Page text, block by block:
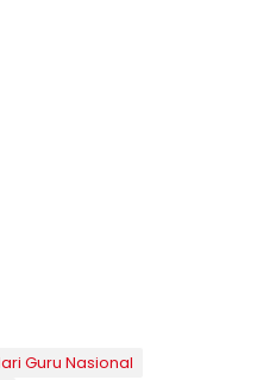
Guru Nasional